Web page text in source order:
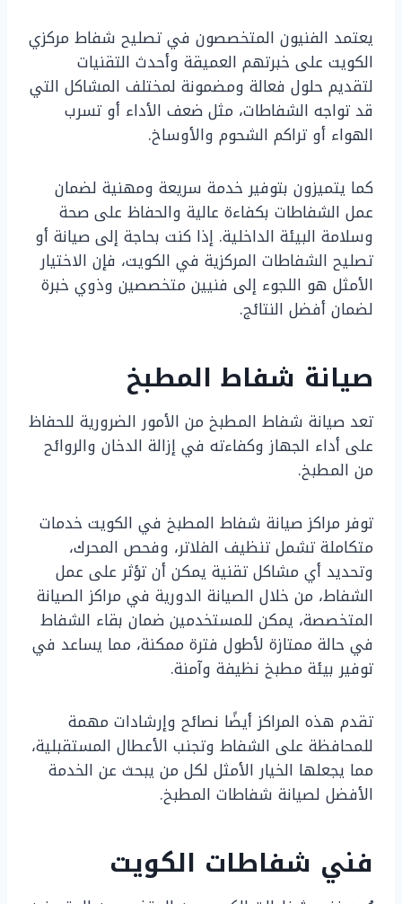
يعتمد الفنيون المتخصصون في تصليح شفاط مركزي
الكويت على خبرتهم العميقة وأحدث التقنيات
لتقديم حلول فعالة ومضمونة لمختلف المشاكل التي
قد تواجه الشفاطات، مثل ضعف الأداء أو تسرب
الهواء أو تراكم الشحوم والأوساخ.
كما يتميزون بتوفير خدمة سريعة ومهنية لضمان
عمل الشفاطات بكفاءة عالية والحفاظ على صحة
وسلامة البيئة الداخلية. إذا كنت بحاجة إلى صيانة أو
تصليح الشفاطات المركزية في الكويت، فإن الاختيار
الأمثل هو اللجوء إلى فنيين متخصصين وذوي خبرة
لضمان أفضل النتائج.
صيانة شفاط المطبخ
تعد صيانة شفاط المطبخ من الأمور الضرورية للحفاظ
على أداء الجهاز وكفاءته في إزالة الدخان والروائح
من المطبخ.
توفر مراكز صيانة شفاط المطبخ في الكويت خدمات
متكاملة تشمل تنظيف الفلاتر، وفحص المحرك،
وتحديد أي مشاكل تقنية يمكن أن تؤثر على عمل
الشفاط، من خلال الصيانة الدورية في مراكز الصيانة
المتخصصة، يمكن للمستخدمين ضمان بقاء الشفاط
في حالة ممتازة لأطول فترة ممكنة، مما يساعد في
توفير بيئة مطبخ نظيفة وآمنة.
تقدم هذه المراكز أيضًا نصائح وإرشادات مهمة
للمحافظة على الشفاط وتجنب الأعطال المستقبلية،
مما يجعلها الخيار الأمثل لكل من يبحث عن الخدمة
الأفضل لصيانة شفاطات المطبخ.
فني شفاطات الكويت